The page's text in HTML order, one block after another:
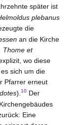
später ist
plebanus
die
an die Kirche
Thome et
wo diese
sich um die
Pfarrer erneut
). 10Der
Eine